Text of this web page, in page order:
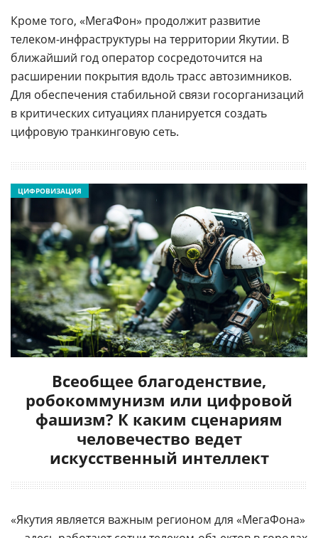
Кроме того, «МегаФон» продолжит развитие
телеком-инфраструктуры на территории Якутии. В
ближайший год оператор сосредоточится на
расширении покрытия вдоль трасс автозимников.
Для обеспечения стабильной связи госорганизаций
в критических ситуациях планируется создать
цифровую транкинговую сеть.
Всеобщее благоденствие,
робокоммунизм или цифровой
фашизм? К каким сценариям
человечество ведет
искусственный интеллект
ЦИФРОВИЗАЦИЯ
«Якутия является важным регионом для «МегаФона»